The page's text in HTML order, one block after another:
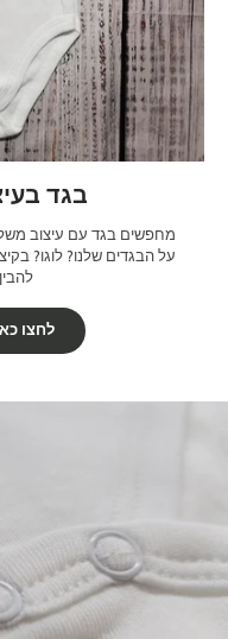
בגד
מחפשים בגד עם עיצוב
על הבגדים שלנו? לוגו?
לחצו